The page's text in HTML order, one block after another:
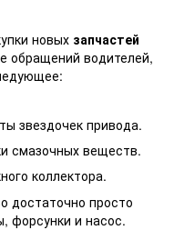
новых запчастей
обращений водителей,
звездочек привода.
смазочных веществ.
коллектора.
достаточно просто
форсунки и насос.